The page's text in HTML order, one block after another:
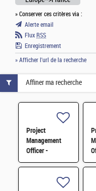
» Conserver ces critères via :
Alerte email
Flux RSS
Enregistrement
» Afficher l'url de la recherche
Project
Management
Officer -
Référent Cost
Affiner ma recherche